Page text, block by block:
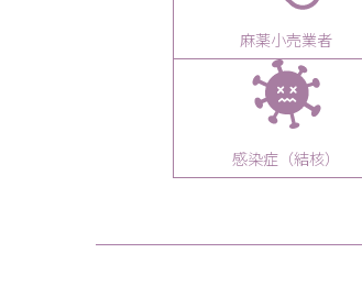
麻薬小売業者
感染症（結核）